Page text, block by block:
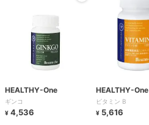
HEALTHY-One
ギンコ
¥ 4,536
HEALTHY-One
ビタミン B
¥ 5,616